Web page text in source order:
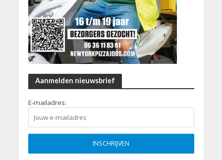
Aanmelden nieuwsbrief
E-mailadres: